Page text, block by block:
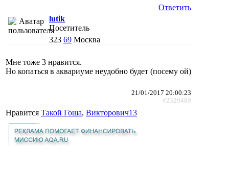
Ответить
lutik
Посетитель
323 69 Москва
Мне тоже 3 нравится.
Но копаться в аквариуме неудобно будет (посему ой)
21/01/2017 20:00:23
#2329480
Нравится Такой Гоша, Викторович13